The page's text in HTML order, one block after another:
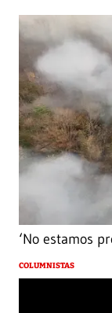
‘No estamos
COLUMNISTAS